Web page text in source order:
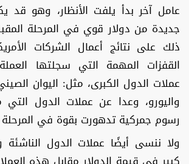
عامل آخر بدأ يلفت الأنظار، وهو قد
جديدة من دولار قوي في المرحلة
ذلك على نتائج أعمال الشركات
القفزات المهمة التي سجلتها
عملات الدول الكبرى، مثل: اليوان
واليورو، وعدا عن عملات الدول
رسوم جمركية تدهورت بقوة في المرحلة
ولا ننسى أيضًا عملات الدول الناشئة